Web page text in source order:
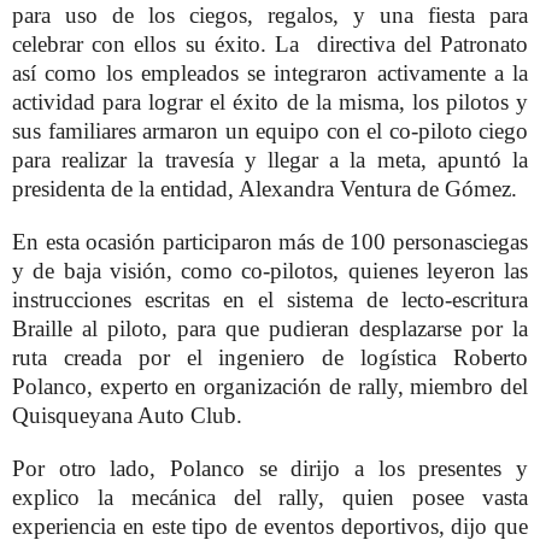
para uso de los ciegos, regalos, y una fiesta para
celebrar con ellos su éxito.La directiva del Patronato
así como los empleados se integraron activamente a la
actividad para lograr el éxito de la misma, los pilotos y
sus familiares armaron un equipo con el co-piloto ciego
para realizar la travesía y llegar a la meta, apuntó la
presidenta de la entidad, Alexandra Ventura de Gómez.
En esta ocasión participaron más de 100 personasciegas
y de baja visión, como co-pilotos, quienes leyeron las
instrucciones escritas en el sistema de lecto-escritura
Braille al piloto, para que pudieran desplazarse por la
ruta creada por el ingeniero de logística Roberto
Polanco, experto en organización de rally, miembro del
Quisqueyana Auto Club.
Por otro lado, Polanco se dirijo a los presentes y
explico la mecánica del rally, quien posee vasta
experiencia en este tipo de eventos deportivos, dijo que